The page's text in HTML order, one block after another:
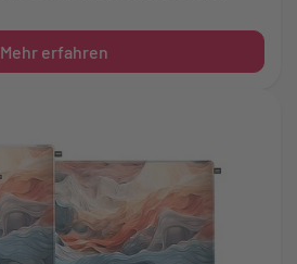
Mehr erfahren